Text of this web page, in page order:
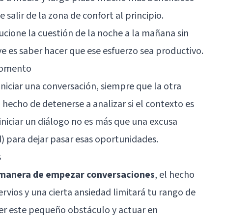
salir de la zona de confort al principio.
la cuestión de la noche a la mañana sin
es saber hacer que ese esfuerzo sea productivo.
una conversación, siempre que la otra
de detenerse a analizar si el contexto es
un diálogo no es más que una excusa
dejar pasar esas oportunidades.
de empezar conversaciones, el hecho
y una cierta ansiedad limitará tu rango de
este pequeño obstáculo y actuar en